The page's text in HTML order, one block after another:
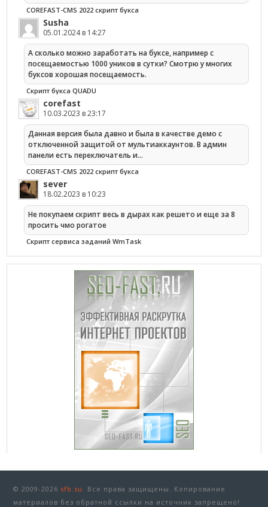
COREFAST-CMS 2022 скрипт букса
Susha
05.01.2024 в 14:27
А сколько можно заработать на буксе, например с
посещаемостью 1000 уников в сутки? Смотрю у многих
буксов хорошая посещаемость.
Скрипт букса QUADU
corefast
10.03.2023 в 23:17
Данная версия была давно и была в качестве демо с
отключенной защитой от мультиаккаунтов. В админ
панели есть переключатель и…
COREFAST-CMS 2022 скрипт букса
sever
18.02.2023 в 10:23
Не покупаем скрипт весь в дырах как решето и еще за 8
просить чмо рогатое
Cкрипт сервиса заданий WmTask
© 2009-2026 sfb.su.
Все права защищены. Копирование
материалов без обратной ссылки на источник запрещено!